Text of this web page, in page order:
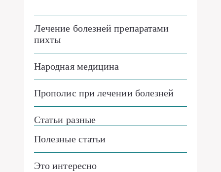
Лечение болезней препаратами
пихты
Народная медицина
Прополис при лечении болезней
Статьи разные
Полезные статьи
Это интересно